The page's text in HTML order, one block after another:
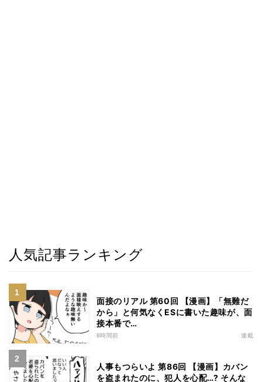
人気記事ランキング
面接のリアル 第60回 【漫画】「無難だ
から」と何気なくESに書いた趣味が、面
接本番で…
6時間前 連載
人事もつらいよ 第86回 【漫画】カバン
を盗まれたのに、犯人を心配…? そんな